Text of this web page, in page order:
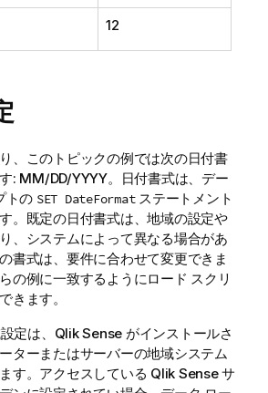
12
、このトピックの例では次の日付書
: MM/DD/YYYY。日付書式は、デー
トの SET DateFormatステートメント
。既定の日付書式は、地域の設定や
、システムによって異なる場合があ
書式は、要件に合わせて変更できま
の例に一致するようにロード スクリ
きます。
定は、 Qlik Sense がインストールさ
ターまたはサーバーの地域システム
す。アクセスしている Qlik Senseサ